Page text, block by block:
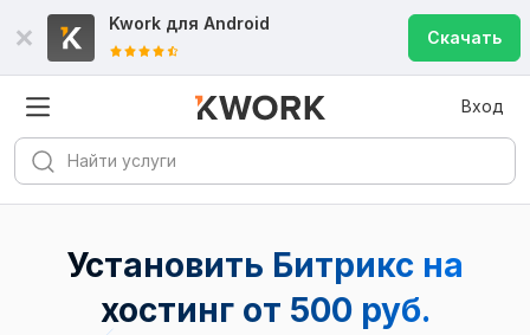
Kwork для Android
Скачать
Вход
Установить Битрикс на
хостинг от 500 руб.